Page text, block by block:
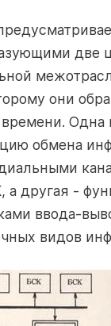
две
они
Одна
обмена
а другая -
ввода-
видов